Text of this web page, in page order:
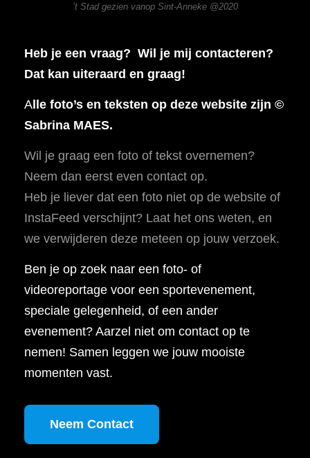
’t Stad gezien vanop Sint-Anneke @2020
Heb je een vraag? Wil je mij contacteren?
Dat kan uiteraard en graag!
Alle foto’s en teksten op deze website zijn ©
Sabrina MAES.
Wil je graag een foto of tekst overnemen?
Neem dan eerst even contact op.
Heb je liever dat een foto niet op de website of
InstaFeed verschijnt? Laat het ons weten, en
we verwijderen deze meteen op jouw verzoek.
Ben je op zoek naar een foto- of
videoreportage voor een sportevenement,
speciale gelegenheid, of een ander
evenement? Aarzel niet om contact op te
nemen! Samen leggen we jouw mooiste
momenten vast.
Neem Contact